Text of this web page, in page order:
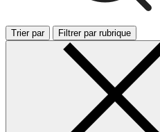
Trier par Filtrer par rubrique